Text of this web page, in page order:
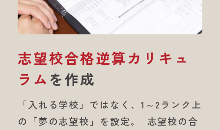
志望校合格逆算カリキュ
ラムを作成
「入れる学校」ではなく、1～2ランク上
の「夢の志望校」を設定。
志望校の合